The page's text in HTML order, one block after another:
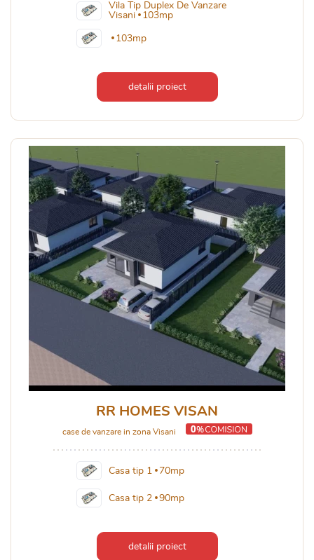
Vila Tip Duplex De Vanzare
Visani
103mp
103mp
detalii proiect
RR HOMES VISAN
case de vanzare in zona Visani
Casa tip 1 70mp
Casa tip 2 90mp
detalii proiect